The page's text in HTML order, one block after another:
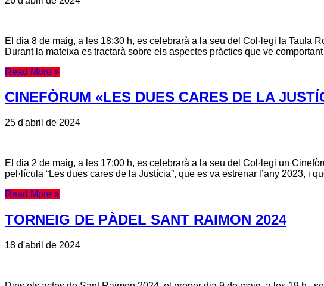
El dia 8 de maig, a les 18:30 h, es celebrarà a la seu del Col·legi la Taula
Durant la mateixa es tractarà sobre els aspectes pràctics que ve
Read More »
CINEFÒRUM «LES DUES CARES DE LA
25 d'abril de 2024
El dia 2 de maig, a les 17:00 h, es celebrarà a la seu del Col·legi un
pel·lícula “Les dues cares de la Justícia”, que es va estrenar l’any 2023,
Read More »
TORNEIG DE PÀDEL SANT RAIMON 2024
18 d'abril de 2024